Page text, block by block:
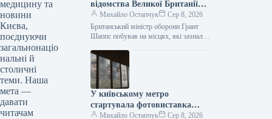
медицину та
новини
Києва,
поєднуючи
загальнонаціо
нальні й
столичні
теми. Наша
мета —
давати
читачам
відомства Великої Британії
Грант Шеппс побував у Києві,
оглядаючи наслідки
російських атак.
Михайло Остапчук
Сер 8, 2026
Британський міністр оборони Грант
Шаппс побував на місцях, які зазнали
інформацією Укрінформу, це стало
відомо…
У київському метро
стартувала фотовиставка
«Обличчя піхоти»
Михайло Остапчук Сер 8, 2026